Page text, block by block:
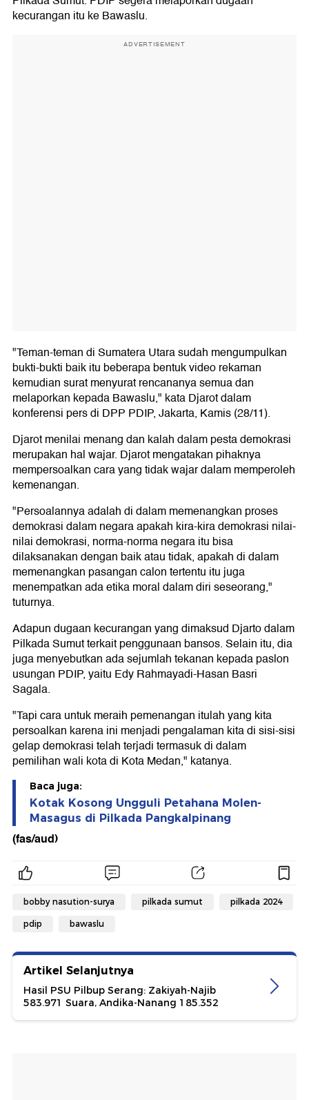
kecurangan itu ke Bawaslu.
ADVERTISEMENT
"Teman-teman di Sumatera Utara sudah mengumpulkan
bukti-bukti baik itu beberapa bentuk video rekaman
kemudian surat menyurat rencananya semua dan
melaporkan kepada Bawaslu," kata Djarot dalam
konferensi pers di DPP PDIP, Jakarta, Kamis (28/11).
Djarot menilai menang dan kalah dalam pesta demokrasi
merupakan hal wajar. Djarot mengatakan pihaknya
mempersoalkan cara yang tidak wajar dalam memperoleh
kemenangan.
"Persoalannya adalah di dalam memenangkan proses
demokrasi dalam negara apakah kira-kira demokrasi nilai-
nilai demokrasi, norma-norma negara itu bisa
dilaksanakan dengan baik atau tidak, apakah di dalam
memenangkan pasangan calon tertentu itu juga
menempatkan ada etika moral dalam diri seseorang,"
tuturnya.
Adapun dugaan kecurangan yang dimaksud Djarto dalam
Pilkada Sumut terkait penggunaan bansos. Selain itu, dia
juga menyebutkan ada sejumlah tekanan kepada paslon
usungan PDIP, yaitu Edy Rahmayadi-Hasan Basri
Sagala.
"Tapi cara untuk meraih pemenangan itulah yang kita
persoalkan karena ini menjadi pengalaman kita di sisi-sisi
gelap demokrasi telah terjadi termasuk di dalam
pemilihan wali kota di Kota Medan," katanya.
Baca juga:
Kotak Kosong Ungguli Petahana Molen-
Masagus di Pilkada Pangkalpinang
(fas/aud)
bobby nasution-surya pilkada sumut pilkada 2024
pdip bawaslu
Artikel Selanjutnya
Hasil PSU Pilbup Serang: Zakiyah-Najib
583.971 Suara, Andika-Nanang 185.352